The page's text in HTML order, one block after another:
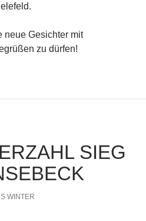
neue Gesichter mit
zu dürfen!
SIEG
WINTER